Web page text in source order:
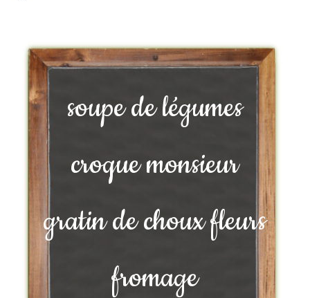
soupe de légumes
croque monsieur
gratin de choux fleurs
fromage